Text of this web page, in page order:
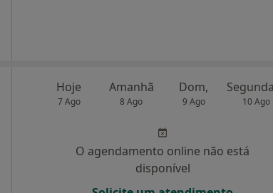
Hoje
7 Ago
Amanhã
8 Ago
Dom,
9 Ago 10 Ago
O agendamento online não está
disponível